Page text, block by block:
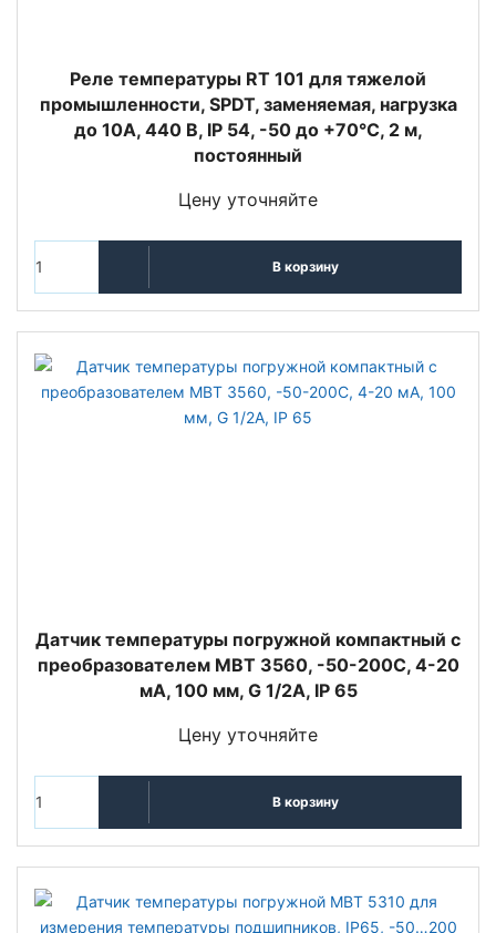
Реле температуры RT 101 для тяжелой
промышленности, SPDT, заменяемая, нагрузка
до 10А, 440 В, IP 54, -50 до +70°С, 2 м,
постоянный
Цену уточняйте
В корзину
Датчик температуры погружной компактный с
преобразователем MBT 3560, -50-200C, 4-20
мА, 100 мм, G 1/2A, IP 65
Цену уточняйте
В корзину